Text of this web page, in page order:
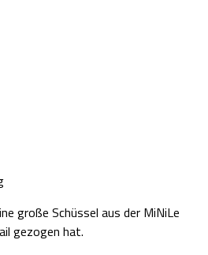
große Schüssel aus der MiNiLe
gezogen hat.